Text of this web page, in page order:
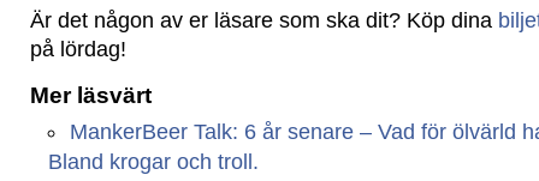
Är det någon av er läsare som ska dit? Köp dina
på lördag!
Mer läsvärt
MankerBeer Talk: 6 år senare – Vad för ölvärld
Bland krogar och troll.